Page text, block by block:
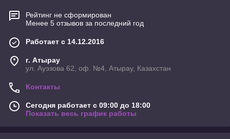
Рейтинг не сформирован
Менее 5 отзывов за последний год
Работает с 14.12.2016
г. Атырау
ул. Ауэзова 62, оф. №4, Атырау, Казахстан
Контакты
Сегодня работает с 09:00 до 18:00
Показать весь график работы